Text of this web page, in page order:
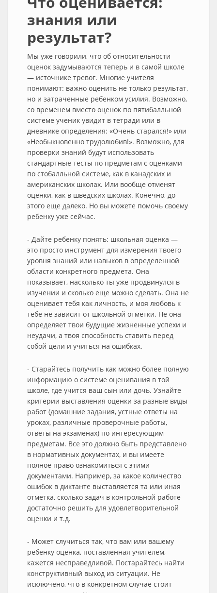
знания или
результат?
Мы уже говорили, что об относительности
оценок задумываются теперь и в самой школе
— источнике тревог. Многие учителя
понимают: важно оценить не только результат,
но и затраченные ребенком усилия. Возможно,
со временем вместо оценок по пятибалльной
системе ученик увидит в тетради или в
дневнике определения: «Очень старался!» или
«Необыкновенно трудолюбив!». Возможно, для
проверки знаний будут использовать
стандартные тесты по предметам с оценками
по стобалльной системе, как в канадских и
американских школах. Или вообще отменят
оценки, как в шведских школах. Конечно, до
этого еще далеко. Но вы можете помочь своему
ребенку уже сейчас.
- Дайте ребенку понять: школьная оценка —
это просто инструмент для измерения твоего
уровня знаний или навыков в определенной
области конкретного предмета. Она
показывает, насколько ты уже продвинулся в
изучении и сколько еще можно сделать. Она не
оценивает тебя как личность, и моя любовь к
тебе не зависит от школьной отметки. Не она
определяет твои будущие жизненные успехи и
неудачи, а твоя способность ставить перед
собой цели и учиться на ошибках.
- Старайтесь получить как можно более полную
информацию о системе оценивания в той
школе, где учится ваш сын или дочь. Узнайте
критерии выставления оценки за разные виды
работ (домашние задания, устные ответы на
уроках, различные проверочные работы,
ответы на экзаменах) по интересующим
предметам. Все это должно быть представлено
в нормативных документах, и вы имеете
полное право ознакомиться с этими
документами. Например, за какое количество
ошибок в диктанте выставляется та или иная
отметка, сколько задач в контрольной работе
достаточно решить для удовлетворительной
оценки и т.д.
- Может случиться так, что вам или вашему
ребенку оценка, поставленная учителем,
кажется несправедливой. Постарайтесь найти
конструктивный выход из ситуации. Не
исключено, что в конкретном случае стоит